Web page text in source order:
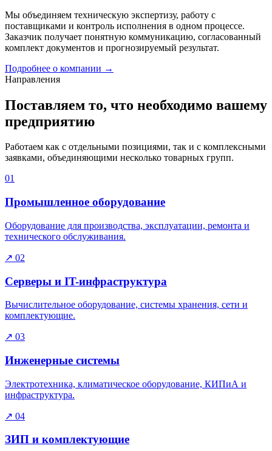
Мы объединяем техническую экспертизу, работу с
поставщиками и контроль исполнения в одном процессе.
Заказчик получает понятную коммуникацию, согласованный
комплект документов и прогнозируемый результат.
Подробнее о компании →
Направления
Поставляем то, что необходимо вашему
предприятию
Работаем как с отдельными позициями, так и с комплексными
заявками, объединяющими несколько товарных групп.
01
Промышленное оборудование
Оборудование для производства, эксплуатации, ремонта и
технического обслуживания.
↗ 02
Серверы и IT-инфраструктура
Вычислительное оборудование, системы хранения, сети и
комплектующие.
↗ 03
Инженерные системы
Электротехника, климатическое оборудование, КИПиА и
инфраструктура.
↗ 04
ЗИП и комплектующие